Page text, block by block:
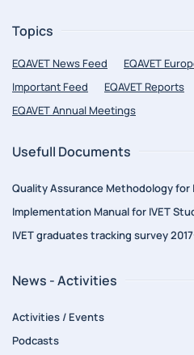
Topics
EQAVET News Feed EQAVET
Important Feed
EQAVET Reports
EQAVET Annual Meetings
Usefull Documents
Quality Assurance Methodology for
Implementation Manual for IVET
IVET graduates tracking survey
News - Activities
Activities / Events
Podcasts